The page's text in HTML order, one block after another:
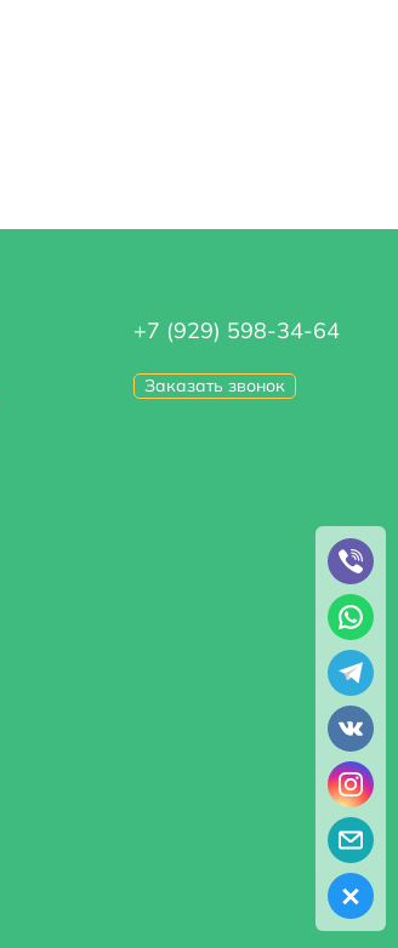
+7 (929) 598-34-64
Заказать звонок